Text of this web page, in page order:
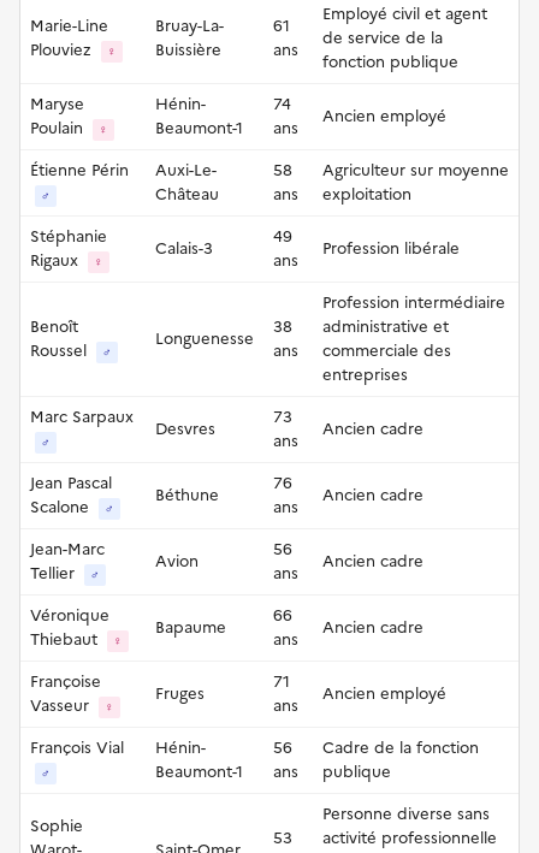
Marie-Line
Plouviez
♀
Bruay-La-
Buissière
61
ans
Employé civil et agent
de service de la
fonction publique
Maryse
Poulain
♀
Hénin-
Beaumont-1
74
ans
Ancien employé
Étienne Périn
♂
Auxi-Le-
Château
58
ans
Agriculteur sur moyenne
exploitation
Stéphanie
Rigaux
♀
Calais-3
49
ans
Profession libérale
Benoît
Roussel
♂
Longuenesse
38
ans
Profession intermédiaire
administrative et
commerciale des
entreprises
Marc Sarpaux
♂
Desvres
73
ans
Ancien cadre
Jean Pascal
Scalone
♂
Béthune
76
ans
Ancien cadre
Jean-Marc
Tellier
♂
Avion
56
ans
Ancien cadre
Véronique
Thiebaut
♀
Bapaume
66
ans
Ancien cadre
Françoise
Vasseur
♀
Fruges
71
ans
Ancien employé
François Vial
♂
Hénin-
Beaumont-1
56
ans
Cadre de la fonction
publique
Sophie
53
Personne diverse sans
activité professionnelle